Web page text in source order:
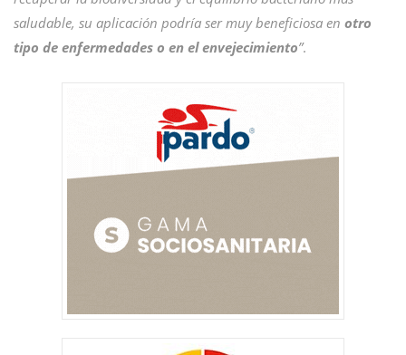
saludable, su aplicación podría ser muy beneficiosa en otro
tipo de enfermedades o en el envejecimiento”.